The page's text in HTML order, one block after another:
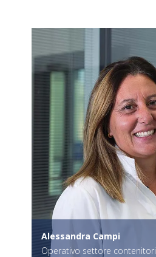
Alessandra Campi
Operativo settore contenitori